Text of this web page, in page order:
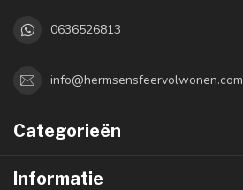
0636526813
info@hermsensfeervolwonen.com
Categorieën
Informatie